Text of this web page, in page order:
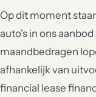
Op dit moment
auto's in ons
maandbedragen
afhankelijk van
financial lease